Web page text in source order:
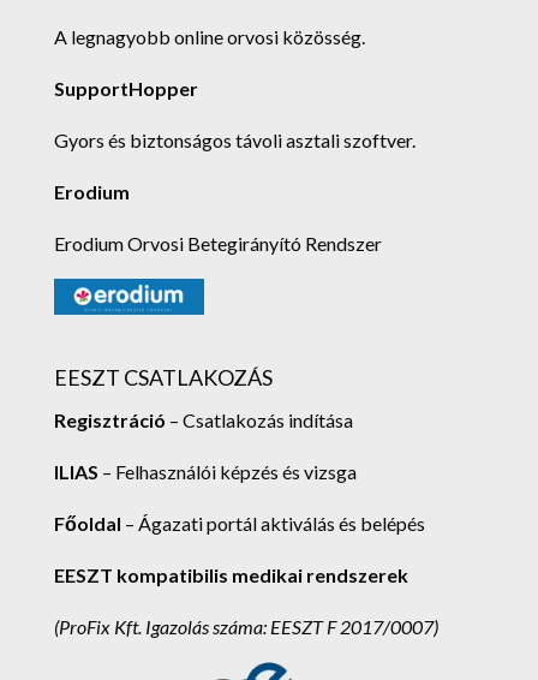
A legnagyobb online orvosi közösség.
SupportHopper
Gyors és biztonságos távoli asztali szoftver.
Erodium
Erodium Orvosi Betegirányító Rendszer
EESZT CSATLAKOZÁS
Regisztráció – Csatlakozás indítása
ILIAS – Felhasználói képzés és vizsga
Főoldal – Ágazati portál aktiválás és belépés
EESZT kompatibilis medikai rendszerek
(ProFix Kft. Igazolás száma: EESZT F 2017/0007)